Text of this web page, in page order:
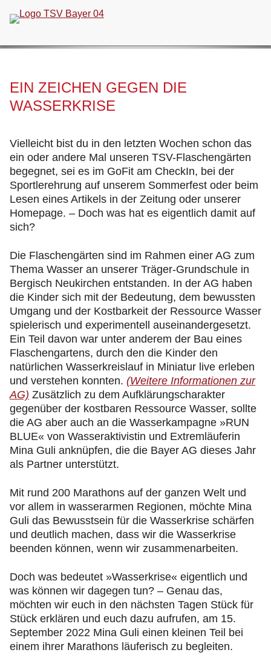
überspringen
EIN ZEICHEN GEGEN DIE
WASSERKRISE
Vielleicht bist du in den letzten Wochen schon das
ein oder andere Mal unseren TSV-Flaschengärten
begegnet, sei es im GoFit am CheckIn, bei der
Sportlerehrung auf unserem Sommerfest oder beim
Lesen eines Artikels in der Zeitung oder unserer
Homepage. – Doch was hat es eigentlich damit auf
sich?
Die Flaschengärten sind im Rahmen einer AG zum
Thema Wasser an unserer Träger-Grundschule in
Bergisch Neukirchen entstanden. In der AG haben
die Kinder sich mit der Bedeutung, dem bewussten
Umgang und der Kostbarkeit der Ressource Wasser
spielerisch und experimentell auseinandergesetzt.
Ein Teil davon war unter anderem der Bau eines
Flaschengartens, durch den die Kinder den
natürlichen Wasserkreislauf in Miniatur live erleben
und verstehen konnten. (Weitere Informationen zur
AG) Zusätzlich zu dem Aufklärungscharakter
gegenüber der kostbaren Ressource Wasser, sollte
die AG aber auch an die Wasserkampagne »RUN
BLUE« von Wasseraktivistin und Extremläuferin
Mina Guli anknüpfen, die die Bayer AG dieses Jahr
als Partner unterstützt.
Mit rund 200 Marathons auf der ganzen Welt und
vor allem in wasserarmen Regionen, möchte Mina
Guli das Bewusstsein für die Wasserkrise schärfen
und deutlich machen, dass wir die Wasserkrise
beenden können, wenn wir zusammenarbeiten.
Doch was bedeutet »Wasserkrise« eigentlich und
was können wir dagegen tun? – Genau das,
möchten wir euch in den nächsten Tagen Stück für
Stück erklären und euch dazu aufrufen, am 15.
September 2022 Mina Guli einen kleinen Teil bei
einem ihrer Marathons läuferisch zu begleiten.